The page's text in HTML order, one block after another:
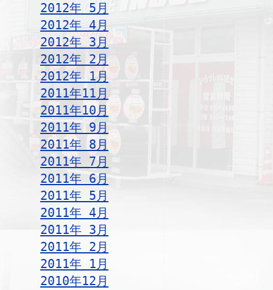
2012年 5月
2012年 4月
2012年 3月
2012年 2月
2012年 1月
2011年11月
2011年10月
2011年 9月
2011年 8月
2011年 7月
2011年 6月
2011年 5月
2011年 4月
2011年 3月
2011年 2月
2011年 1月
2010年12月